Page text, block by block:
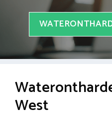
West